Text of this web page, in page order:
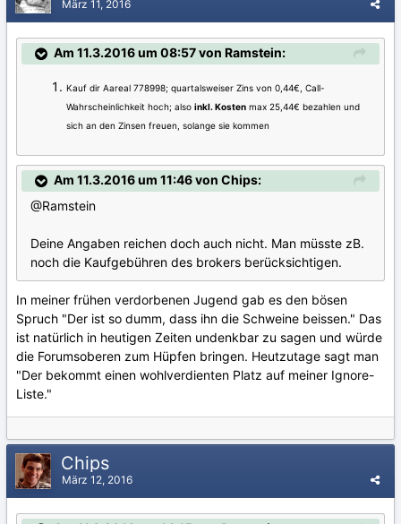
März 11, 2016
Am 11.3.2016 um 08:57 von Ramstein:
Kauf dir Aareal 778998; quartalsweiser Zins von 0,44€, Call-
Wahrscheinlichkeit hoch; also inkl. Kosten max 25,44€ bezahlen und
sich an den Zinsen freuen, solange sie kommen
Am 11.3.2016 um 11:46 von Chips:
@Ramstein
Deine Angaben reichen doch auch nicht. Man müsste zB.
noch die Kaufgebühren des brokers berücksichtigen.
In meiner frühen verdorbenen Jugend gab es den bösen
Spruch "Der ist so dumm, dass ihn die Schweine beissen." Das
ist natürlich in heutigen Zeiten undenkbar zu sagen und würde
die Forumsoberen zum Hüpfen bringen. Heutzutage sagt man
"Der bekommt einen wohlverdienten Platz auf meiner Ignore-
Liste."
Chips
März 12, 2016